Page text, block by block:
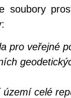
soubory
pro veřejné
celé